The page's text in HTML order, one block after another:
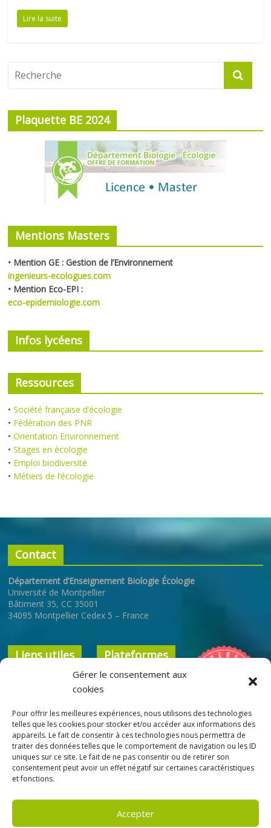
Gérer le consentement aux
cookies
Pour offrir les meilleures expériences, nous utilisons des technologies
telles que les cookies pour stocker et/ou accéder aux informations des
appareils. Le fait de consentir à ces technologies nous permettra de
traiter des données telles que le comportement de navigation ou les ID
uniques sur ce site. Le fait de ne pas consentir ou de retirer son
consentement peut avoir un effet négatif sur certaines caractéristiques
et fonctions.
Accepter
Lire la suite
Plaquette BE 2024
Mentions Masters
• Mention GE : Gestion de l’Environnement
ingenieurs-ecologues.com
• Mention Eco-EPI :
eco-epidemiologie.com
Infos lycéens
Ressources
•Société française d’écologie
• Fédération des PNR
•Orientation Environnement
•Stages en écologie
• Emploi biodiversité
• Métiers de l’écologie
Contact
Département d’Enseignement Biologie Écologie
Université de Montpellier
Bâtiment 35, CC 35001
34095 Montpellier Cedex 5 – France
Liens utiles
Faculté des
Sciences
École Doctorale
GAIA
SCUIO-IP
Plateformes
ENT
Bibliothèque
Interuniversitaire
ResUM